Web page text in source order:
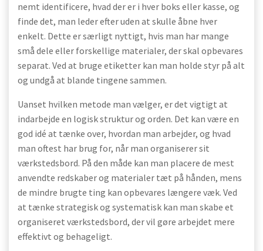
nemt identificere, hvad der er i hver boks eller kasse, og
finde det, man leder efter uden at skulle åbne hver
enkelt. Dette er særligt nyttigt, hvis man har mange
små dele eller forskellige materialer, der skal opbevares
separat. Ved at bruge etiketter kan man holde styr på alt
og undgå at blande tingene sammen.
Uanset hvilken metode man vælger, er det vigtigt at
indarbejde en logisk struktur og orden. Det kan være en
god idé at tænke over, hvordan man arbejder, og hvad
man oftest har brug for, når man organiserer sit
værkstedsbord. På den måde kan man placere de mest
anvendte redskaber og materialer tæt på hånden, mens
de mindre brugte ting kan opbevares længere væk. Ved
at tænke strategisk og systematisk kan man skabe et
organiseret værkstedsbord, der vil gøre arbejdet mere
effektivt og behageligt.